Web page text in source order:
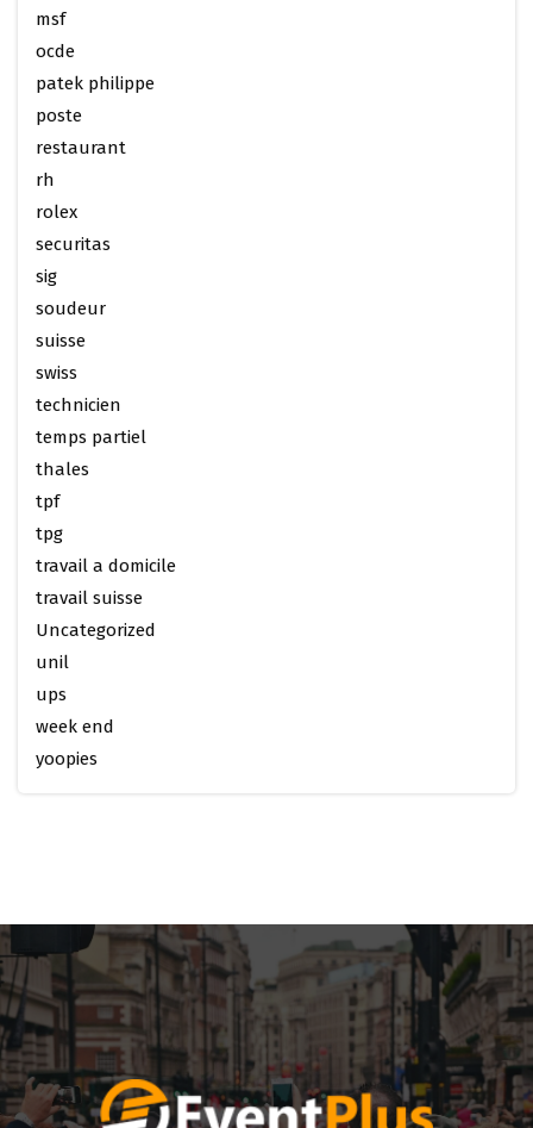
msf
ocde
patek philippe
poste
restaurant
rh
rolex
securitas
sig
soudeur
suisse
swiss
technicien
temps partiel
thales
tpf
tpg
travail a domicile
travail suisse
Uncategorized
unil
ups
week end
yoopies